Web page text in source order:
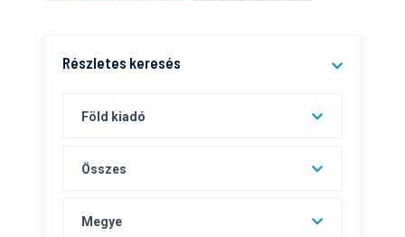
Részletes keresés
Föld kiadó
Összes
Megye